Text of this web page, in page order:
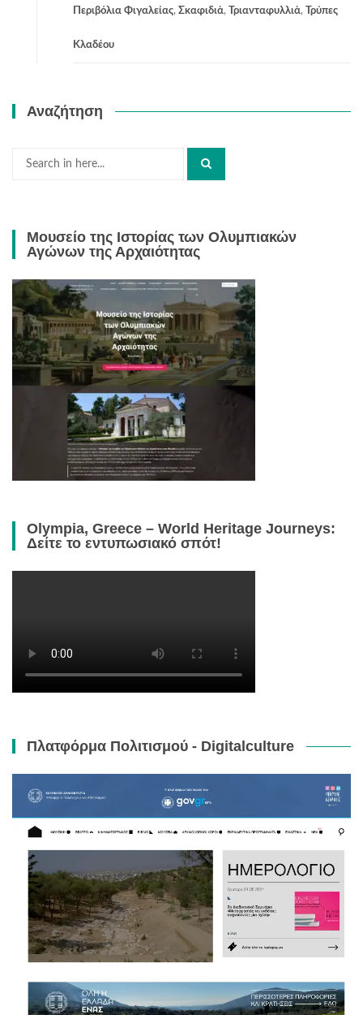
Περιβόλια Φιγαλείας, Σκαφιδιά, Τριανταφυλλιά, Τρύπες
Κλαδέου
Αναζήτηση
Search
Μουσείο της Ιστορίας των Ολυμπιακών
Αγώνων της Αρχαιότητας
Olympia, Greece – World Heritage Journeys:
Δείτε το εντυπωσιακό σπότ!
Πλατφόρμα Πολιτισμού - Digitalculture